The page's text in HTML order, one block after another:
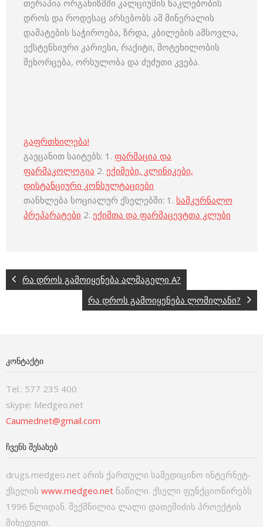
თერაპია ორგანიზმში კალციუმის ნაკლებობის
დროს და როდესაც არსებობს ამ მინერალის
დამატების საჭიროება, ზრდა, კბილების ამსოვლა,
ექსტენსიური კარიესი, რაქიტი, მოტეხილობის
შეხორცება, ორსულობა და ძუძუთი კვება.
გაფრთხილება!
გაეცანით საიტებს: 1. ფარმაცია და
ფარმაკოლოგია 2. ექიმები, კლინიკები,
დისტანციური კონსულტაციები
თანხლება სოციალურ ქსელებში: 1. სამკურნალო
პრეპარატები 2. ექიმთა და ფარმაცევტთა კლუბი
რა დროს გამოიყენება ალმაგელი A?
რა დროს გამოიყენება ლომილანი?
ᲙᲝᲜᲢᲐᲥᲢᲘ
Tel.: 577 235 400
skype: Medgeo.net
Caumednet@gmail.com
ᲩᲕᲔᲜᲡ ᲨᲔᲡᲐᲮᲔᲑ
drugs.medgeo.net არის ქართული სამედიცინო ინტერნეტ-
ქსელის www.medgeo.net ნაწილი. ქსელი ფუნქციონირებს
1996 წლიდან. შექმნილია ლალი დათეშიძის პროექტის
მიხედვით.